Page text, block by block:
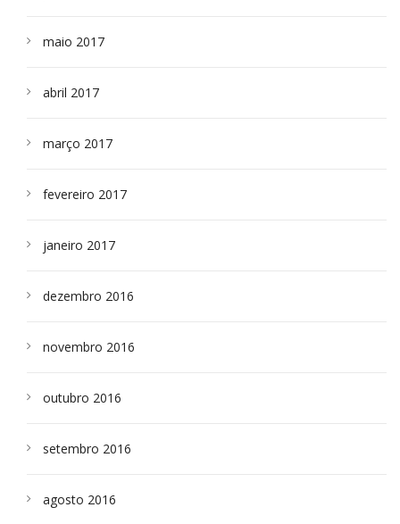
maio 2017
abril 2017
março 2017
fevereiro 2017
janeiro 2017
dezembro 2016
novembro 2016
outubro 2016
setembro 2016
agosto 2016